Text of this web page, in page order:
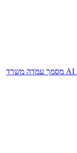
כשירויות מורים ותלמידים אינטלגנציה מלאכותית AI מסמך עמדה משרד